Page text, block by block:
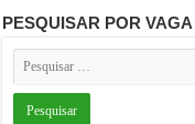
PESQUISAR POR VAGA